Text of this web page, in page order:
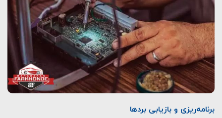
برنامه‌ریزی و بازیابی بردها